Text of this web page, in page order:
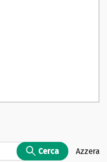
Cerca Azzera